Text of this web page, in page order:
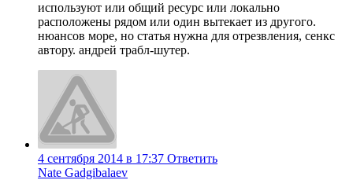
используют или общий ресурс или локально
расположены рядом или один вытекает из другого.
нюансов море, но статья нужна для отрезвления, сенкс
автору. андрей трабл-шутер.
4 сентября 2014 в 17:37 Ответить
Nate Gadgibalaev